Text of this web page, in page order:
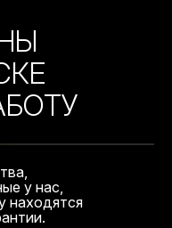
у нас,
находятся